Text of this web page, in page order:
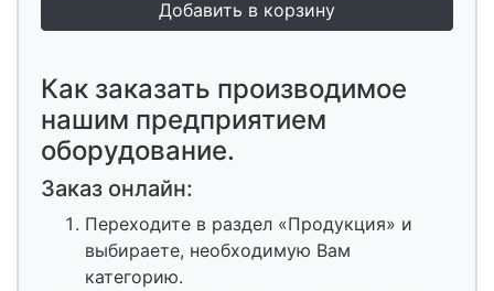
Как заказать производимое
нашим предприятием
оборудование.
Заказ онлайн:
Переходите в раздел «Продукция» и
выбираете, необходимую Вам
категорию.